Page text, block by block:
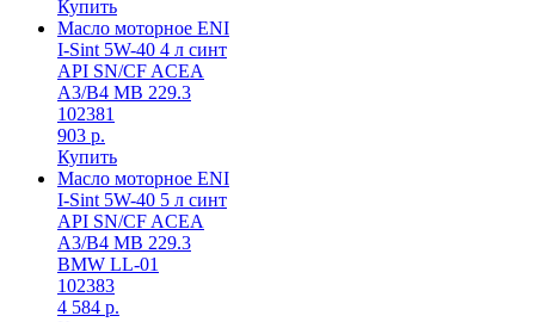
Купить
Масло моторное ENI
I-Sint 5W-40 4 л синт
API SN/CF ACEA
A3/B4 MB 229.3
102381
903 р.
Купить
Масло моторное ENI
I-Sint 5W-40 5 л синт
API SN/CF ACEA
A3/B4 MB 229.3
BMW LL-01
102383
4 584 р.